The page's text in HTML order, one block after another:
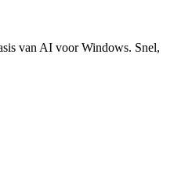
van AI voor Windows. Snel,